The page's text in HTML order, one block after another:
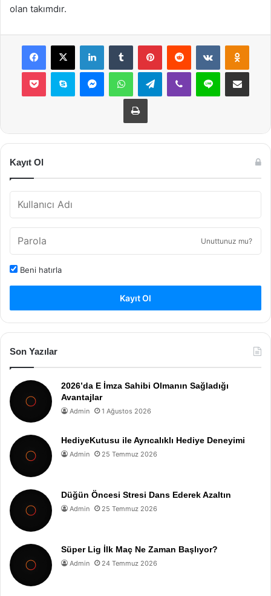
olan takımdır.
Facebook
X LinkedInTumblr PinterestReddit VKontakte
Pocket Skype MessengerWhatsAppTelegramViber Line E-Posta ile
Yazdır
Kayıt Ol
Unuttunuz mu?
Beni hatırla
Kayıt Ol
Son Yazılar
2026’da E İmza Sahibi Olmanın Sağladığı
Avantajlar
Admin 1 Ağustos 2026
HediyeKutusu ile Ayrıcalıklı Hediye Deneyimi
Admin 25 Temmuz 2026
Düğün Öncesi Stresi Dans Ederek Azaltın
Admin 25 Temmuz 2026
Süper Lig İlk Maç Ne Zaman Başlıyor?
Admin 24 Temmuz 2026